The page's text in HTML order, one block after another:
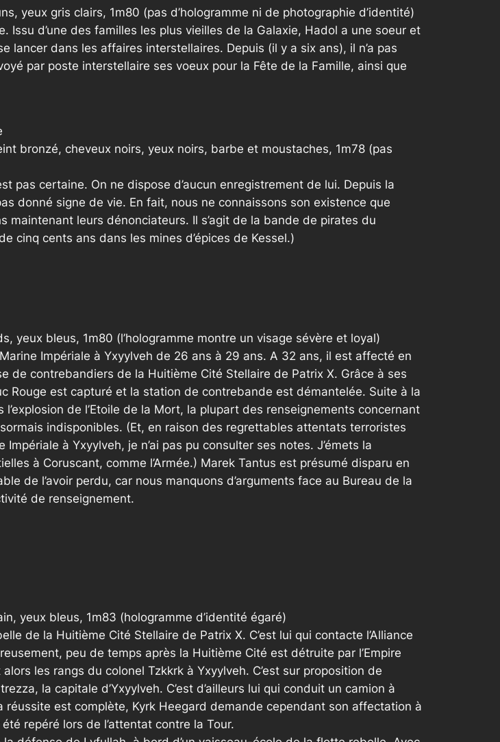
yeux gris clairs, 1m80 (pas d’hologramme ni de photographie d’identité)
d’une des familles les plus vieilles de la Galaxie, Hadol a une soeur et
lancer dans les affaires interstellaires. Depuis (il y a six ans), il n’a pas
par poste interstellaire ses voeux pour la Fête de la Famille, ainsi que
bronzé, cheveux noirs, yeux noirs, barbe et moustaches, 1m78 (pas
pas certaine. On ne dispose d’aucun enregistrement de lui. Depuis la
donné signe de vie. En fait, nous ne connaissons son existence que
maintenant leurs dénonciateurs. Il s’agit de la bande de pirates du
cinq cents ans dans les mines d’épices de Kessel.)
yeux bleus, 1m80 (l’hologramme montre un visage sévère et loyal)
Impériale à Yxyylveh de 26 ans à 29 ans. A 32 ans, il est affecté en
de contrebandiers de la Huitième Cité Stellaire de Patrix X. Grâce à ses
Rouge est capturé et la station de contrebande est démantelée. Suite à la
de l’Etoile de la Mort, la plupart des renseignements concernant
indisponibles. (Et, en raison des regrettables attentats terroristes
à Yxyylveh, je n’ai pas pu consulter ses notes. J’émets la
à Coruscant, comme l’Armée.) Marek Tantus est présumé disparu en
de l’avoir perdu, car nous manquons d’arguments face au Bureau de la
de renseignement.
yeux bleus, 1m83 (hologramme d’identité égaré)
de la Huitième Cité Stellaire de Patrix X. C’est lui qui contacte l’Alliance
peu de temps après la Huitième Cité est détruite par l’Empire
les rangs du colonel Tzkkrk à Yxyylveh. C’est sur proposition de
la capitale d’Yxyylveh. C’est d’ailleurs lui qui conduit un camion à
est complète, Kyrk Heegard demande cependant son affectation à
repéré lors de l’attentat contre la Tour.